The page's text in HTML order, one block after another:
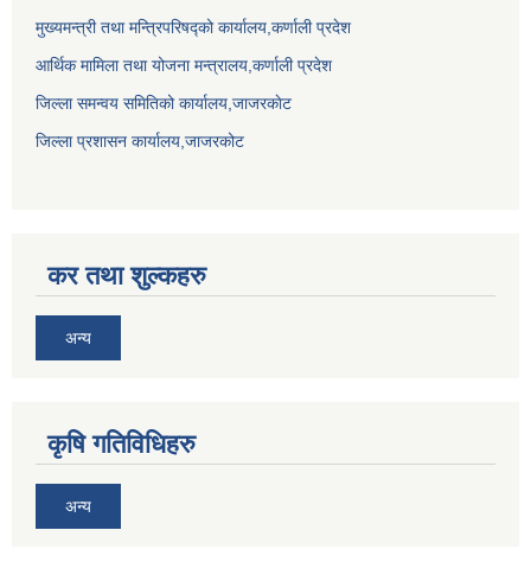
मुख्यमन्त्री तथा मन्त्रिपरिषद्को कार्यालय,कर्णाली प्रदेश
आर्थिक मामिला तथा योजना मन्त्रालय,कर्णाली प्रदेश
जिल्ला समन्वय समितिको कार्यालय,जाजरकाेट
जिल्ला प्रशासन कार्यालय,जाजरकोट
कर तथा शुल्कहरु
अन्य
कृषि गतिविधिहरु
अन्य